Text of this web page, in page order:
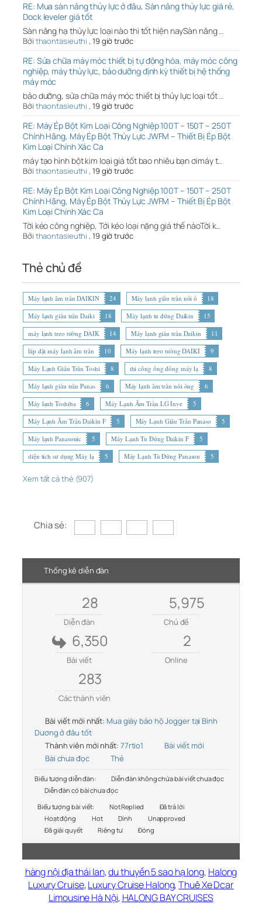
RE: Mua sàn nâng thủy lực ở đâu, Sàn nâng thủy lực giá rẻ,
Dock leveler giá tốt
Sàn nâng hạ thủy lực loại nào thì tốt hiện naySàn nâng …
Bởi thaontasieuthi , 19 giờ trước
RE: Sửa chữa máy móc thiết bị tự động hóa, máy móc công
nghiệp, máy thủy lực, bảo dưỡng định kỳ thiết bị hệ thống
máy móc
bảo dưỡng, sửa chữa máy móc thiết bị thủy lực loại tốt …
Bởi thaontasieuthi , 19 giờ trước
RE: Máy Ép Bột Kim Loại Công Nghiệp 100T – 150T – 250T
Chính Hãng, Máy Ép Bột Thủy Lực JWFM – Thiết Bị Ép Bột
Kim Loại Chính Xác Ca
máy tạo hình bột kim loại giá tốt bao nhiêu bạn ơimáy t…
Bởi thaontasieuthi , 19 giờ trước
RE: Máy Ép Bột Kim Loại Công Nghiệp 100T – 150T – 250T
Chính Hãng, Máy Ép Bột Thủy Lực JWFM – Thiết Bị Ép Bột
Kim Loại Chính Xác Ca
Tời kéo công nghiệp, Tới kéo loại nặng giá thế nàoTời k…
Bởi thaontasieuthi , 19 giờ trước
Thẻ chủ đề
Máy lạnh âm trần DAIKIN 24 Máy lạnh giấu trần nối ố
18
Máy lạnh giấu trần Daiki
18 Máy lạnh tủ đứng Daikin
15
máy lạnh treo tường DAIK
14 Máy lạnh giấu trần Daikin
11
lắp đặt máy lạnh âm trần
10 Máy lạnh treo tường DAIKI
9
Máy Lạnh Giấu Trần Toshi
8 thi công ống đồng máy lạ
8
Máy lạnh giấu trần Panas
6 Máy lạnh âm trần nối ống
6
Máy lạnh Toshiba
6 Máy Lạnh Âm Trần LG Inve
5
Máy Lạnh Âm Trần Daikin F
5 Máy Lạnh Giấu Trần Panaso
5
Máy lạnh Panasonic
5 Máy Lạnh Tủ Đứng Daikin F
5
diện tích sử dụng Máy lạ
5 Máy Lạnh Tủ Đứng Panason 5
Xem tất cả thẻ (907)
Chia sẻ:
Thống kê diễn đàn
28
Diễn đàn
5,975
Chủ đề
6,350
Bài viết
2
Online
283
Các thành viên
Bài viết mới nhất: Mua giày bảo hộ Jogger tại Bình
Dương ở đâu tốt
Thành viên mới nhất: 77rtio1
Bài viết mới
Bài chưa đọc
Thẻ
Biểu tượng diễn đàn:
Diễn đàn không chứa bài viết chưa đọc
Diễn đàn có bài chưa đọc
Biểu tượng bài viết:
Not Replied
Đã trả lời
Hoạt động
Hot Dính
Unapproved
Đã giải quyết
Riêng tư Đóng
hàng nội địa thái lan,du thuyền 5 sao hạ long, Halong
Luxury Cruise,Luxury Cruise Halong,Thuê Xe Dcar
Limousine Hà Nội, HALONG BAY CRUISES